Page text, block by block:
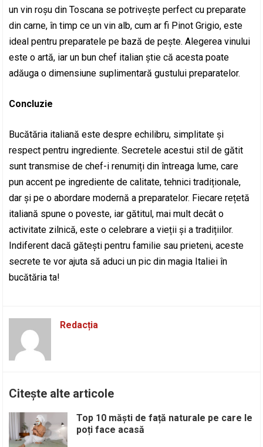
un vin roșu din Toscana se potrivește perfect cu preparate
din carne, în timp ce un vin alb, cum ar fi Pinot Grigio, este
ideal pentru preparatele pe bază de pește. Alegerea vinului
este o artă, iar un bun chef italian știe că acesta poate
adăuga o dimensiune suplimentară gustului preparatelor.
Concluzie
Bucătăria italiană este despre echilibru, simplitate și
respect pentru ingrediente. Secretele acestui stil de gătit
sunt transmise de chef-i renumiți din întreaga lume, care
pun accent pe ingrediente de calitate, tehnici tradiționale,
dar și pe o abordare modernă a preparatelor. Fiecare rețetă
italiană spune o poveste, iar gătitul, mai mult decât o
activitate zilnică, este o celebrare a vieții și a tradițiilor.
Indiferent dacă gătești pentru familie sau prieteni, aceste
secrete te vor ajuta să aduci un pic din magia Italiei în
bucătăria ta!
Redacția
Citește alte articole
Top 10 măști de față naturale pe care le
poți face acasă